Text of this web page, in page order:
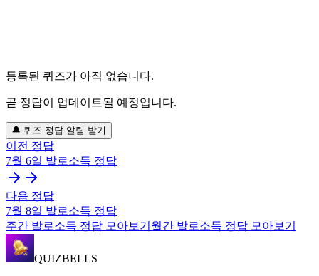
등록된 퀴즈가 아직 없습니다.
곧 정답이 업데이트될 예정입니다.
🔔 퀴즈 정답 알림 받기
이전 정답
7월 6일 발로소득 정답
다음 정답
7월 8일 발로소득 정답
주간 발로소득 정답 모아보기 월간 발로소득 정답 모아보기
QUIZBELLS